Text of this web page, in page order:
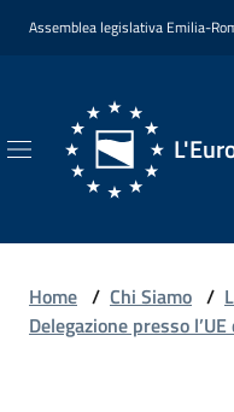
Vai al contenuto
Vai alla navigazione
Vai al footer
Assemblea legislativa Emilia-
L'Europa
Romagna
Home / Chi Siamo /
Delegazione presso